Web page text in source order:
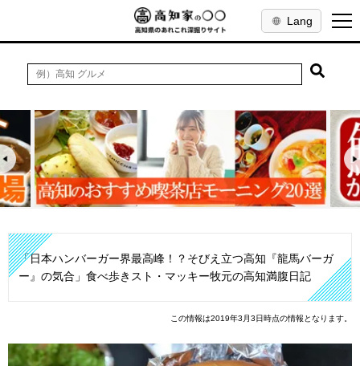
Lang
「日本ハンバーガー界最高峰！？そびえ立つ高知『龍馬バーガ
ー』の気合」食べ歩きスト・マッキー牧元の高知満腹日記
この情報は2019年3月3日時点の情報となります。